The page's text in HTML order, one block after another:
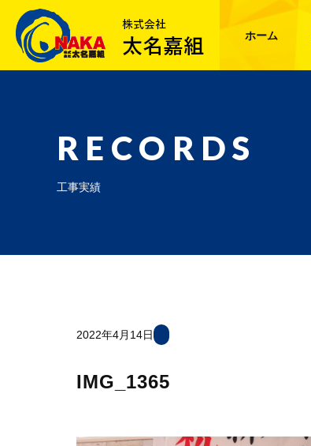
ホーム
RECORDS
工事実績
2022年4月14日
IMG_1365